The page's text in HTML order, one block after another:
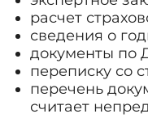
расчет
сведения о
документы по
переписку со
перечень
считает